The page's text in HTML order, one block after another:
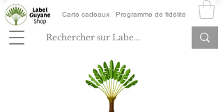
Carte cadeaux Programme de fidélité